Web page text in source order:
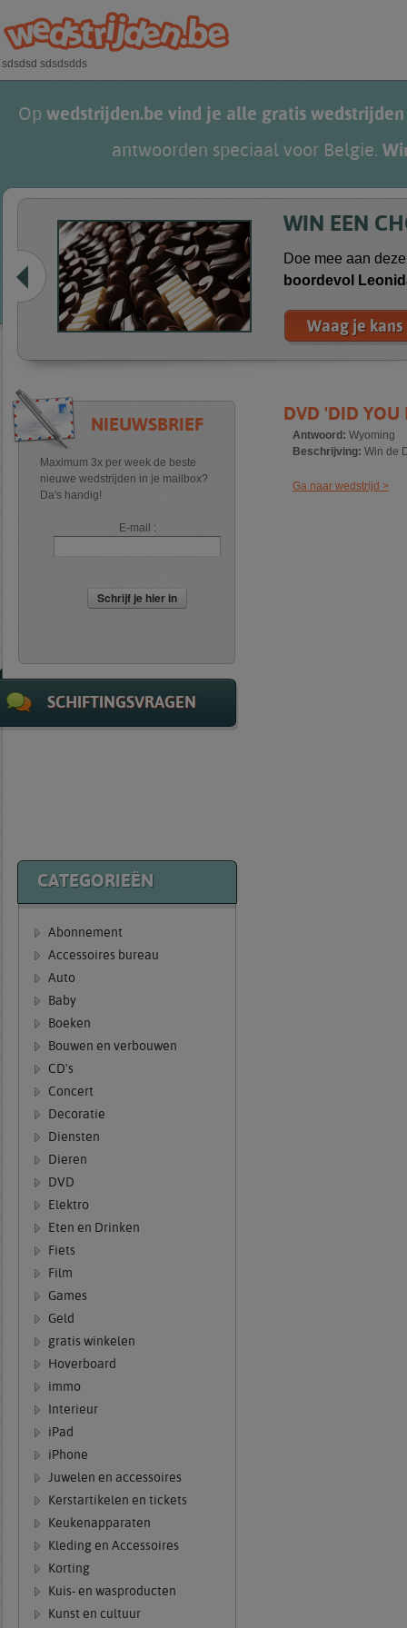
Op wedstrijden.be vind je alle gratis wedstrijden
antwoorden speciaal voor Belgie.
sdsdsd sdsdsdds
WIN EEN
Doe mee aan
boordevol
Waag je kans
NIEUWSBRIEF
Maximum 3x per week de beste
nieuwe wedstrijden in je mailbox?
Da's handig!
E-mail :
Schrijf je hier in
SCHIFTINGSVRAGEN
CATEGORIEËN
Abonnement
Accessoires bureau
Auto
Baby
Boeken
Bouwen en verbouwen
CD's
Concert
Decoratie
Diensten
Dieren
DVD
Elektro
Eten en Drinken
Fiets
Film
Games
Geld
gratis winkelen
Hoverboard
immo
Interieur
iPad
iPhone
Juwelen en accessoires
Kerstartikelen en tickets
Keukenapparaten
Kleding en Accessoires
Korting
Kuis- en wasproducten
Kunst en cultuur
DVD 'DID YOU
Antwoord: Wyoming
Beschrijving: Win de
Ga naar wedstrijd >